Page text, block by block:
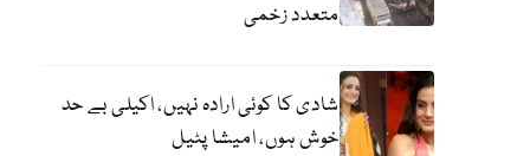
متعدد زخمی
شادی کا کوئی ارادہ نہیں، اکیلی بے حد
خوش ہوں، امیشا پٹیل